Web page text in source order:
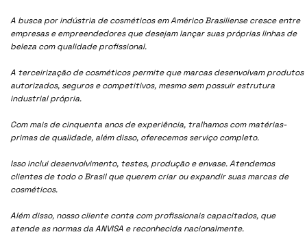
A busca por indústria de cosméticos emAmérico Brasiliensecresce entre
empresas e empreendedores que desejam lançar suas próprias linhas de
beleza com qualidade profissional.
A terceirização de cosméticos permite que marcas desenvolvam produtos
autorizados, seguros e competitivos, mesmo sem possuir estrutura
industrial própria.
Com mais de cinquenta anos de experiência, tralhamos com matérias-
primas de qualidade, além disso, oferecemos serviço completo.
Isso inclui desenvolvimento, testes, produção e envase. Atendemos
clientes de todo o Brasil que querem criar ou expandir suas marcas de
cosméticos.
Além disso, nosso cliente conta com profissionais capacitados, que
atende as normas da ANVISA e reconhecida nacionalmente.